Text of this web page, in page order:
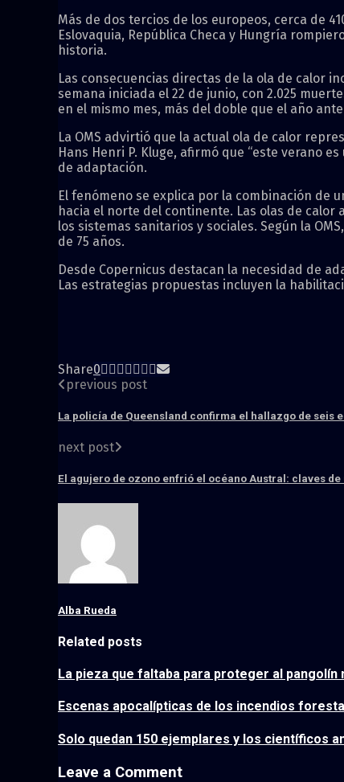
Más de dos tercios de los europeos, cerca de
Eslovaquia, República Checa y Hungría
historia.
Las consecuencias directas de la ola de calor
semana iniciada el 22 de junio, con 2.025
en el mismo mes, más del doble que el año
La OMS advirtió que la actual ola de calor
Hans Henri P. Kluge, afirmó que “este verano
de adaptación.
El fenómeno se explica por la combinación de
hacia el norte del continente. Las olas de
los sistemas sanitarios y sociales. Según la
de 75 años.
Desde Copernicus destacan la necesidad de
Las estrategias propuestas incluyen la
Share0
previous post
La policía de Queensland confirma el hallazgo de seis
next post
El agujero de ozono enfrió el océano Austral: claves
Alba Rueda
Related posts
La pieza que faltaba para proteger al pangolín
Escenas apocalípticas de los incendios
Solo quedan 150 ejemplares y los científicos
Leave a Comment